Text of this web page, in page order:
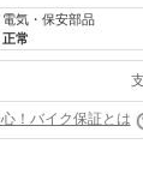
電気・保安部品
正常
！バイク保証とは